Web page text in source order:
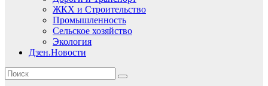
ЖКХ и Строительство
Промышленность
Сельское хозяйство
Экология
Дзен.Новости